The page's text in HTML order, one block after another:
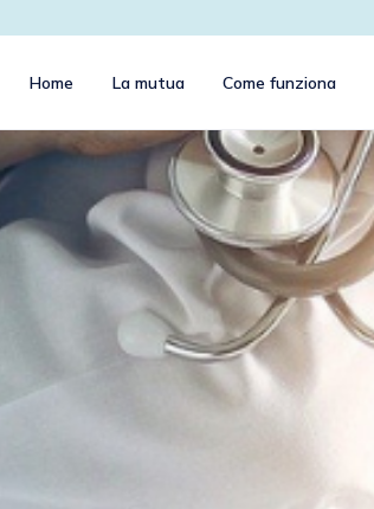
Home La mutua Come funziona